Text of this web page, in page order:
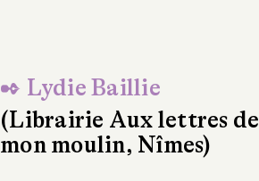
✒ Lydie Baillie
(Librairie Aux lettres de
mon moulin, Nîmes)